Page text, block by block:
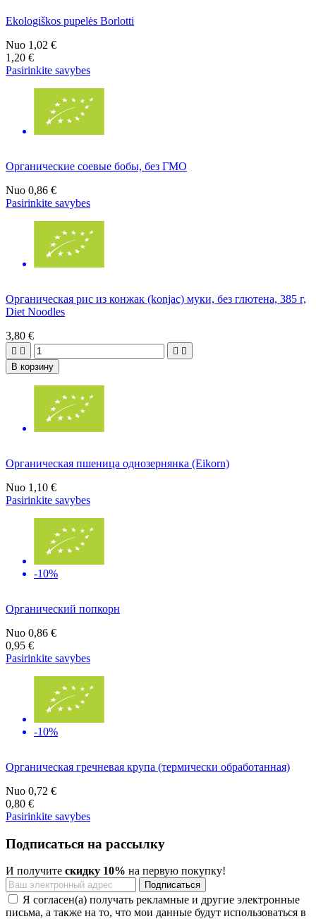
Ekologiškos pupelės Borlotti
Nuo 1,02 €
1,20 €
Pasirinkite savybes
Органические соевые бобы, без ГМО
Nuo 0,86 €
Pasirinkite savybes
Органическая рис из конжак (konjac) муки, без глютена, 385 г,
Diet Noodles
3,80 €
   
В корзину
Органическая пшеница однозернянка (Eikorn)
Nuo 1,10 €
Pasirinkite savybes
-10%
Органический попкорн
Nuo 0,86 €
0,95 €
Pasirinkite savybes
-10%
Органическая гречневая крупа (термически обработанная)
Nuo 0,72 €
0,80 €
Pasirinkite savybes
Подписаться на рассылку
И получите скидку 10% на первую покупку!
Я согласен(а) получать рекламные и другие электронные
письма, а также на то, что мои данные будут использоваться в